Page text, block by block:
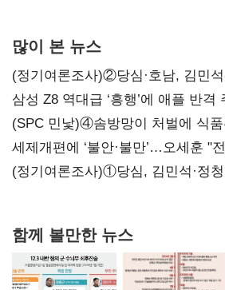
많이 본 뉴스
(정기여론조사)②당심·호남, 김민
삼성 Z8 역대급 ‘흥행’에 애플 반격
대전’
(SPC 민낯)④솜방망이 처벌에 식
세제개편에 ‘불안·불만’…오세훈 "
힘들어질 것"
(정기여론조사)①당심, 김민석·정
함께 볼만한 뉴스